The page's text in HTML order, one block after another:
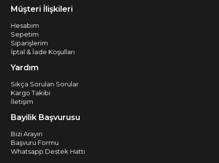
Müşteri İlişkileri
Hesabım
Sepetim
Siparişlerim
İptal & İade Koşulları
Yardım
Sıkça Sorulan Sorular
Kargo Takibi
İletişim
Bayilik Başvurusu
Bizi Arayın
Başvuru Formu
Whatsapp Destek Hattı